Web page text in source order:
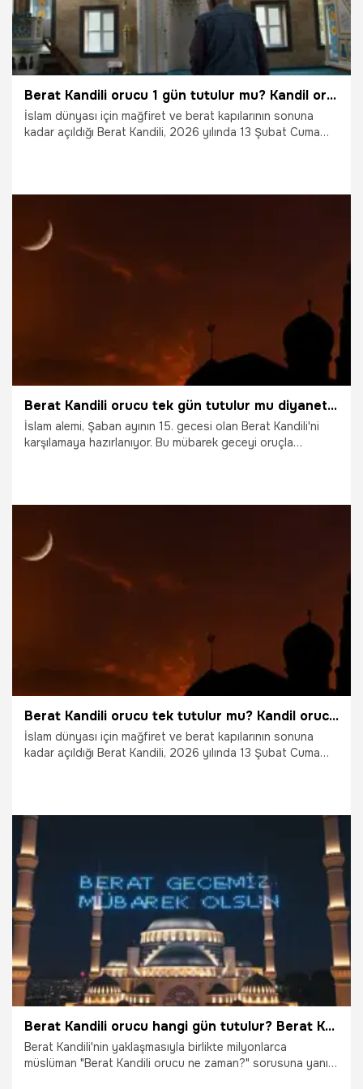
Berat Kandili orucu 1 gün tutulur mu? Kandil orucu hangi gün tutulur? Berat Kandili orucu tek gün tutulur mu?
İslam dünyası için mağfiret ve berat kapılarının sonuna
kadar açıldığı Berat Kandili, 2026 yılında 13 Şubat Cuma
sorusunun cevabını merak ediyor.
Berat Kandili orucu tek gün tutulur mu diyanet, Berat Kandili Orucu Tek Gün Tutulur mu? Berat Kandili orucu hakkında her şey! Tek gün mü, iki gün mü?"
İslam alemi, Şaban ayının 15. gecesi olan Berat Kandili'ni
karşılamaya hazırlanıyor. Bu mübarek geceyi oruçla
Berat Kandili orucu tek tutulur mu? Kandil orucu hangi gün tutulur? Berat Kandili orucu tek gün tutulur mu?
İslam dünyası için mağfiret ve berat kapılarının sonuna
kadar açıldığı Berat Kandili, 2026 yılında 13 Şubat Cuma
sorusunun cevabını merak ediyor.
Gündem
Berat Kandili orucu hangi gün tutulur? Berat Kandili'nde oruç tutulur mu, niyeti nasıl edilir, fazileti nedir?
Berat Kandili'nin yaklaşmasıyla birlikte milyonlarca
müslüman "Berat Kandili orucu ne zaman?" sorusuna yanıt